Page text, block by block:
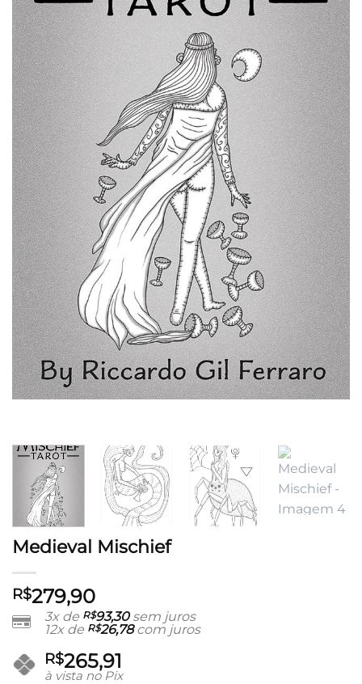
Medieval Mischief
R$279,90
3x de R$93,30sem juros
12x de R$26,78com juros
R$265,91
à vista no Pix